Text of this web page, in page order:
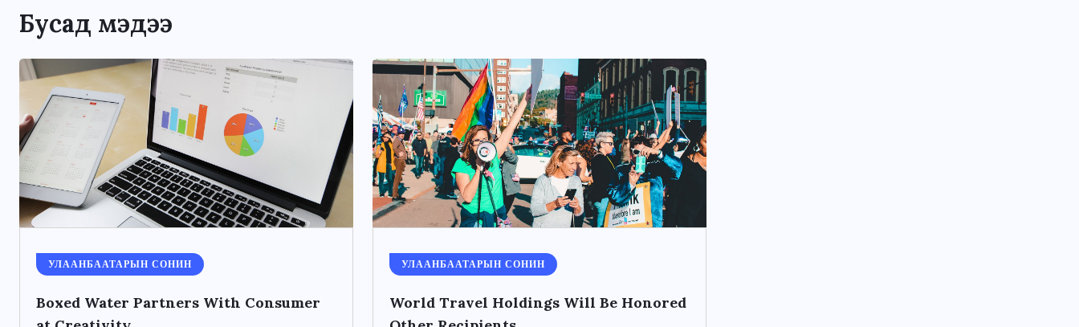
Бусад мэдээ
УЛААНБААТАРЫН СОНИН
Boxed Water Partners With Consumer
УЛААНБААТАРЫН СОНИН
World Travel Holdings Will Be Honored